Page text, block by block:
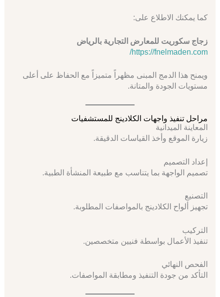
كما يمكنك الاطلاع على:
زجاج سكوريت للمعارض التجارية بالرياض
https://fnelmaden.com/
ويمنح هذا الدمج المبنى مظهراً متميزاً مع الحفاظ على أعلى
مستويات الجودة والمتانة.
مراحل تنفيذ واجهات الكلادينج للمستشفيات
المعاينة الميدانية
زيارة الموقع وأخذ القياسات الدقيقة.
إعداد التصميم
تصميم الواجهة بما يتناسب مع طبيعة المنشأة الطبية.
التصنيع
تجهيز ألواح الكلادينج بالمواصفات المطلوبة.
التركيب
تنفيذ الأعمال بواسطة فنيين متخصصين.
الفحص النهائي
التأكد من جودة التنفيذ ومطابقة المواصفات.